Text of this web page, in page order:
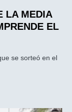
LA MEDIA
EL
se sorteó en el